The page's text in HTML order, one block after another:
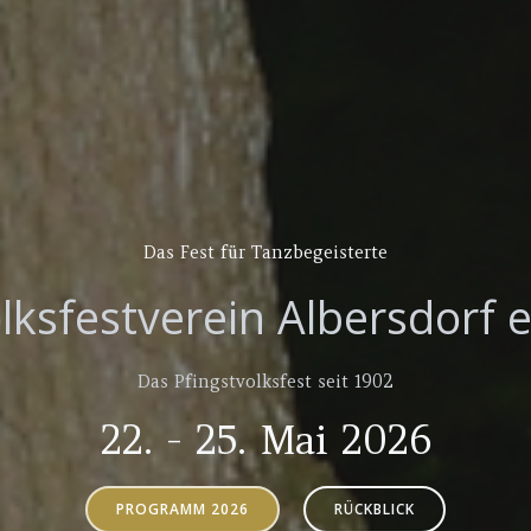
Das Fest für Partylöwen
Albersdorf
Das Pfingstvolksfest seit 1902
22. - 25. Mai 2026
PROGRAMM 2026 RÜCKBLICK